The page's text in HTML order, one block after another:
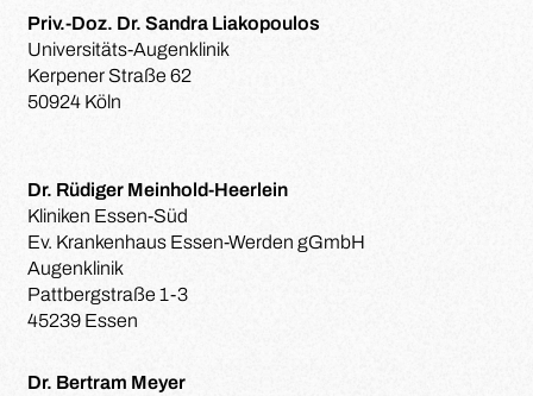
Priv.-Doz. Dr. Sandra Liakopoulos
Universitäts-Augenklinik
Kerpener Straße 62
50924 Köln
Dr. Rüdiger Meinhold-Heerlein
Kliniken Essen-Süd
Ev. Krankenhaus Essen-Werden gGmbH
Augenklinik
Pattbergstraße 1-3
45239 Essen
Dr. Bertram Meyer